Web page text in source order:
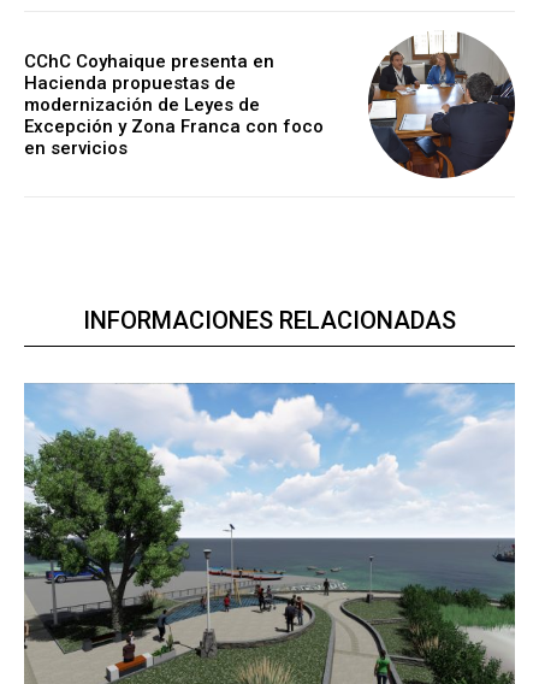
CChC Coyhaique presenta en
Hacienda propuestas de
modernización de Leyes de
Excepción y Zona Franca con foco
en servicios
INFORMACIONES RELACIONADAS